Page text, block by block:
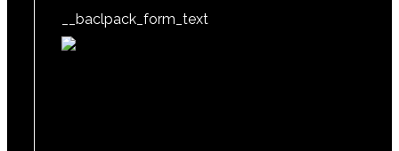
__baclpack_form_text